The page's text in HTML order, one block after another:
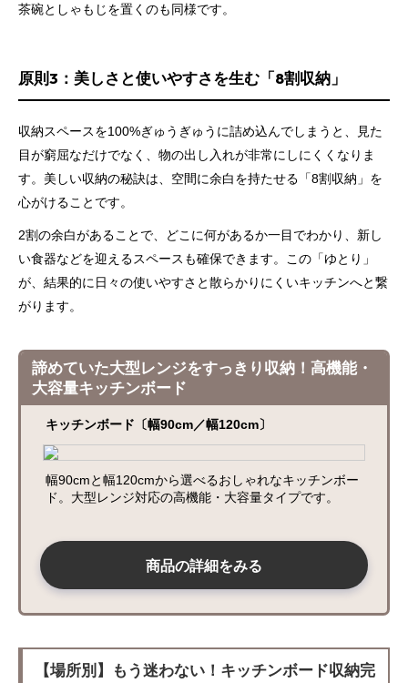
茶碗としゃもじを置くのも同様です。
原則3：美しさと使いやすさを生む「8割収納」
収納スペースを100%ぎゅうぎゅうに詰め込んでしまうと、見た
目が窮屈なだけでなく、物の出し入れが非常にしにくくなりま
す。美しい収納の秘訣は、空間に余白を持たせる「8割収納」を
心がけることです。
2割の余白があることで、どこに何があるか一目でわかり、新し
い食器などを迎えるスペースも確保できます。この「ゆとり」
が、結果的に日々の使いやすさと散らかりにくいキッチンへと繋
がります。
諦めていた大型レンジをすっきり収納！高機能・
大容量キッチンボード
キッチンボード〔幅90cm／幅120cm〕
幅90cmと幅120cmから選べるおしゃれなキッチンボー
ド。大型レンジ対応の高機能・大容量タイプです。
商品の詳細をみる
【場所別】もう迷わない！キッチンボード収納完